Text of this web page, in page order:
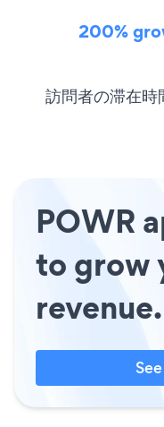
200%
訪問者の滞在時
POWR
to grow
revenue.